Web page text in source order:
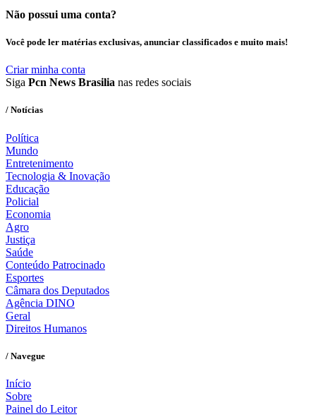
Não possui uma conta?
Você pode ler matérias exclusivas, anunciar classificados e muito mais!
Criar minha conta
Siga Pcn News Brasilia nas redes sociais
/ Notícias
Política
Mundo
Entretenimento
Tecnologia & Inovação
Educação
Policial
Economia
Agro
Justiça
Saúde
Conteúdo Patrocinado
Esportes
Câmara dos Deputados
Agência DINO
Geral
Direitos Humanos
/ Navegue
Início
Sobre
Painel do Leitor